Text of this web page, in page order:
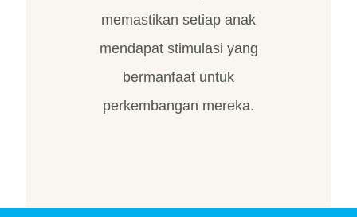
memastikan setiap anak
mendapat stimulasi yang
bermanfaat untuk
perkembangan mereka.